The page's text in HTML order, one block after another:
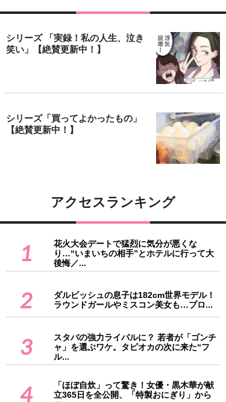
シリーズ 「実録！私の人生、泣き
笑い」【絶賛更新中！】
シリーズ「買ってよかったもの」
【絶賛更新中！】
アクセスランキング
1
花火大会デートで猛烈に気分が悪くな
り…“いまいちの相手”とホテルに行って大
後悔／...
2
ダルビッシュの息子は182cm世界モデル！
ラウンドガールやミスコン美女も…プロ...
3
スタバの強力ライバルに？ 若者が「ゴンチ
ャ」を選ぶワケ。タピオカの次に来た“フ
ル...
4
「ほぼ自炊」って驚き！女優・黒木華が献
立365日を全公開、「特製おにぎり」から